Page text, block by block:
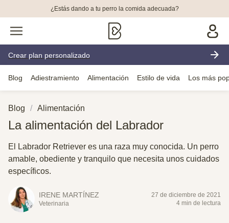
¿Estás dando a tu perro la comida adecuada?
Crear plan personalizado
Blog Adiestramiento Alimentación Estilo de vida Los más
Blog Alimentación
La alimentación del Labrador
El Labrador Retriever es una raza muy conocida. Un perro
amable, obediente y tranquilo que necesita unos cuidados
específicos.
IRENE MARTÍNEZ
Veterinaria
27 de diciembre de 2021
4 min de lectura